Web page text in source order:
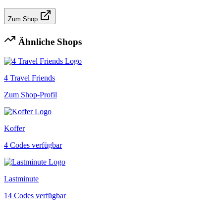
Zum Shop
Ähnliche Shops
4 Travel Friends
Zum Shop-Profil
Koffer
4 Codes verfügbar
Lastminute
14 Codes verfügbar